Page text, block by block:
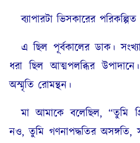
ব্যাপারটা ভিসকারের
এ ছিল পূর্বকালের ডাক।
ধরা ছিল আত্মপলব্ধির
অস্মৃতি রোমন্থন।
মা আমাকে বলেছিল, “তুমি
নও, তুমি গণনাপদ্ধতির অসঙ্গতি,